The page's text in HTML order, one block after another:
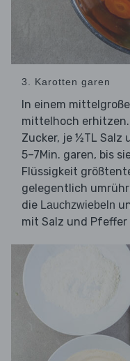
3. Karotten garen
In einem
mittelhoch erhitzen.
Zucker, je ½TL Salz
5–7Min. garen, bis
Flüssigkeit
gelegentlich
die Lauchzwiebeln
mit Salz und Pfeffer